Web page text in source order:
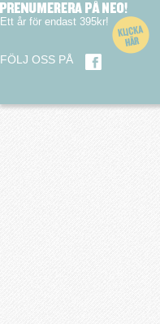
Ett år för endast 395kr!
FÖLJ OSS PÅ